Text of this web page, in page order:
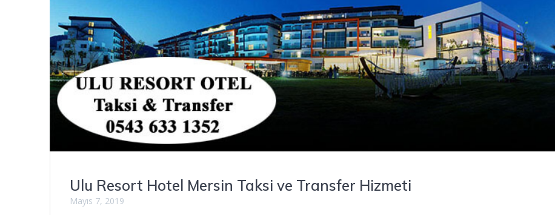
Ulu Resort Hotel Mersin Taksi ve Transfer Hizmeti
Mayıs 7, 2019